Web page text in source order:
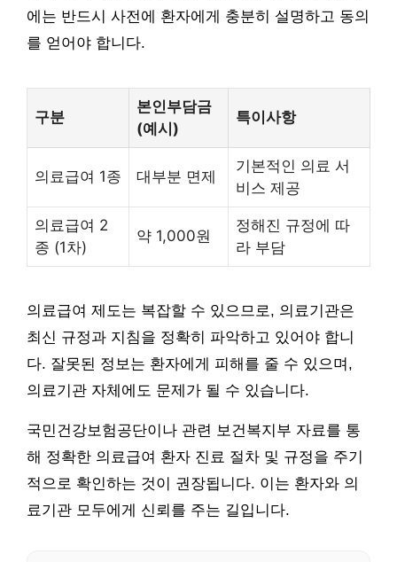
에는 반드시 사전에 환자에게 충분히 설명하고 동의
를 얻어야 합니다.
구분
본인부담금
(예시)
특이사항
의료급여 1종 대부분 면제
기본적인 의료 서
비스 제공
의료급여 2
종 (1차)
약 1,000원
정해진 규정에 따
라 부담
의료급여 제도는 복잡할 수 있으므로, 의료기관은
최신 규정과 지침을 정확히 파악하고 있어야 합니
다. 잘못된 정보는 환자에게 피해를 줄 수 있으며,
의료기관 자체에도 문제가 될 수 있습니다.
국민건강보험공단이나 관련 보건복지부 자료를 통
해 정확한 의료급여 환자 진료 절차 및 규정을 주기
적으로 확인하는 것이 권장됩니다. 이는 환자와 의
료기관 모두에게 신뢰를 주는 길입니다.